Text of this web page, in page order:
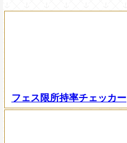
フェス限所持率チェッカー